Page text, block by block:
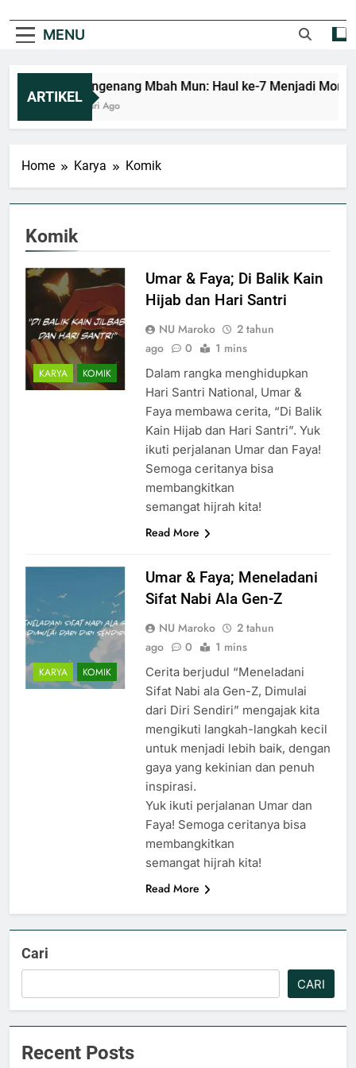
MENU
ARTIKEL
Mengenang Mbah Mun: Haul ke-7 Menjadi
2 Hari Ago
Home Karya Komik
Komik
KARYA KOMIK
Umar & Faya; Di Balik Kain
Hijab dan Hari Santri
NU Maroko
2 tahun
ago
0 1 mins
Dalam rangka menghidupkan
Hari Santri National, Umar &
Faya membawa cerita, “Di Balik
Kain Hijab dan Hari Santri”. Yuk
ikuti perjalanan Umar dan Faya!
Semoga ceritanya bisa
membangkitkan
semangat hijrah kita!
Read More
KARYA KOMIK
Umar & Faya; Meneladani
Sifat Nabi Ala Gen-Z
NU Maroko
2 tahun
ago
0 1 mins
Cerita berjudul “Meneladani
Sifat Nabi ala Gen-Z, Dimulai
dari Diri Sendiri” mengajak kita
mengikuti langkah-langkah kecil
untuk menjadi lebih baik, dengan
gaya yang kekinian dan penuh
inspirasi.
Yuk ikuti perjalanan Umar dan
Faya! Semoga ceritanya bisa
membangkitkan
semangat hijrah kita!
Read More
Cari
CARI
Recent Posts